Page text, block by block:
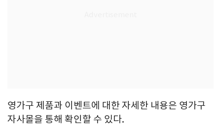
영가구 제품과 이벤트에 대한 자세한 내용은 영가구
자사몰을 통해 확인할 수 있다.